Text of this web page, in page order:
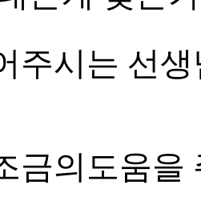
주시는 선
금의도움을